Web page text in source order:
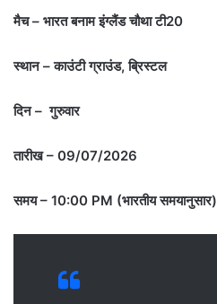
मैच – भारत बनाम इंग्लैंड चौथा टी20
स्थान – काउंटी ग्राउंड, ब्रिस्टल
दिन – गुरुवार
तारीख – 09/07/2026
समय – 10:00 PM (भारतीय समयानुसार)